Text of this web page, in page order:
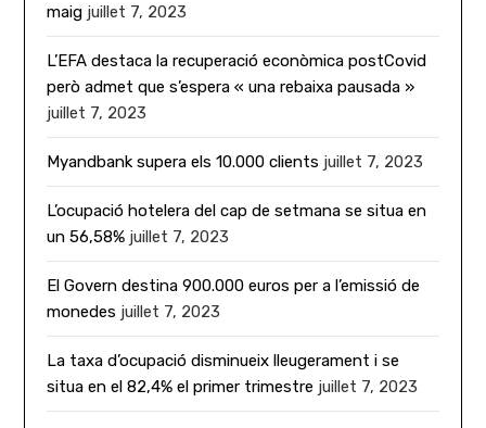
maig juillet 7, 2023
L’EFA destaca la recuperació econòmica postCovid
però admet que s’espera « una rebaixa pausada »
juillet 7, 2023
Myandbank supera els 10.000 clients juillet 7, 2023
L’ocupació hotelera del cap de setmana se situa en
un 56,58% juillet 7, 2023
El Govern destina 900.000 euros per a l’emissió de
monedes juillet 7, 2023
La taxa d’ocupació disminueix lleugerament i se
situa en el 82,4% el primer trimestre juillet 7, 2023